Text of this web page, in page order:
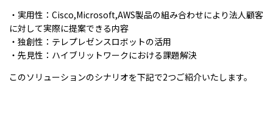
・実用性： Cisco,Microsoft,AWS製品の組み合わせにより法人顧客
に対して実際に提案できる内容
・独創性：テレプレゼンスロボットの活用
・先見性：ハイブリットワークにおける課題解決
このソリューションのシナリオを下記で2つご紹介いたします。